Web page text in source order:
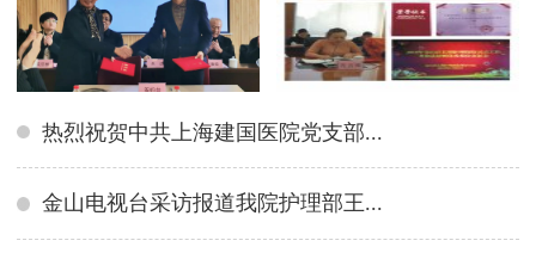
热烈祝贺中共上海建国医院党支部...
金山电视台采访报道我院护理部王...